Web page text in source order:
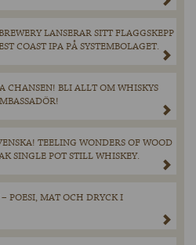
LANSERAR SITT FLAGGSKEPP
COAST IPA PÅ SYSTEMBOLAGET.
CHANSEN! BLI ALLT OM WHISKYS
TEELING WONDERS OF WOOD
SINGLE POT STILL WHISKEY.
POESI, MAT OCH DRYCK I